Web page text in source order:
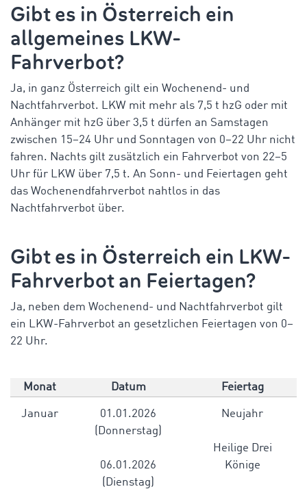
Gibt es in Österreich ein
allgemeines LKW-
Fahrverbot?
Ja, in ganz Österreich gilt ein Wochenend- und
Nachtfahrverbot. LKW mit mehr als 7,5 t hzG oder mit
Anhänger mit hzG über 3,5 t dürfen an Samstagen
zwischen 15–24 Uhr und Sonntagen von 0–22 Uhr nicht
fahren. Nachts gilt zusätzlich ein Fahrverbot von 22–5
Uhr für LKW über 7,5 t. An Sonn- und Feiertagen geht
das Wochenendfahrverbot nahtlos in das
Nachtfahrverbot über.
Gibt es in Österreich ein LKW-
Fahrverbot an Feiertagen?
Ja, neben dem Wochenend- und Nachtfahrverbot gilt
ein LKW-Fahrverbot an gesetzlichen Feiertagen von 0–
22 Uhr.
Monat Datum Feiertag
Januar
01.01.2026
(Donnerstag)
06.01.2026
(Dienstag)
Neujahr
Heilige Drei
Könige